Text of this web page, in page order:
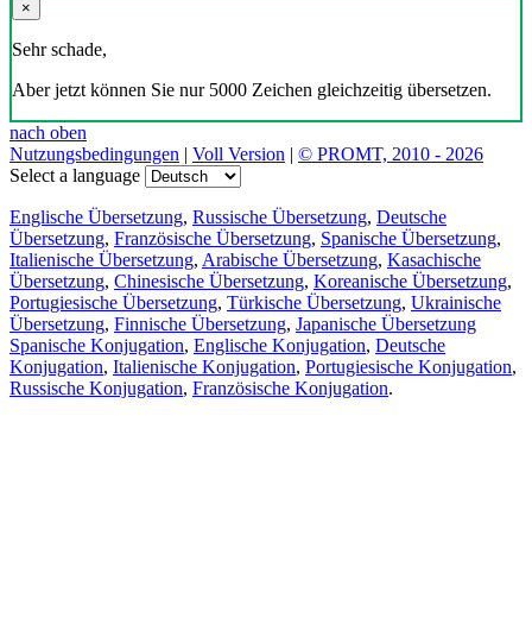
×
Sehr schade,
Aber jetzt können Sie nur 5000 Zeichen gleichzeitig übersetzen.
nach oben
Nutzungsbedingungen | Voll Version | © PROMT, 2010 - 2026
Select a language
Englische Übersetzung, Russische Übersetzung, Deutsche
Übersetzung, Französische Übersetzung, Spanische Übersetzung,
Italienische Übersetzung, Arabische Übersetzung, Kasachische
Übersetzung, Chinesische Übersetzung, Koreanische Übersetzung,
Portugiesische Übersetzung, Türkische Übersetzung, Ukrainische
Übersetzung, Finnische Übersetzung, Japanische Übersetzung
Spanische Konjugation, Englische Konjugation, Deutsche
Konjugation, Italienische Konjugation, Portugiesische Konjugation,
Russische Konjugation, Französische Konjugation.